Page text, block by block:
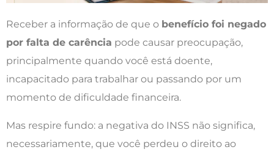
Receber a informação de que o benefício foi negado
por falta de carência pode causar preocupação,
principalmente quando você está doente,
incapacitado para trabalhar ou passando por um
momento de dificuldade financeira.
Mas respire fundo: a negativa do INSS não significa,
necessariamente, que você perdeu o direito ao